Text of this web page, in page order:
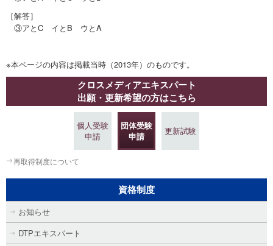
［解答］
③アとC イとB ウとA
※本ページの内容は掲載当時（2013年）のものです。
クロスメディアエキスパート
出願・更新希望の方はこちら
個人受験
申請
団体受験
申請
更新試験
再取得制度について
資格制度
お知らせ
DTPエキスパート